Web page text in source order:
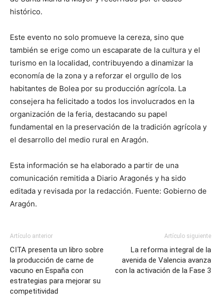
histórico.
Este evento no solo promueve la cereza, sino que
también se erige como un escaparate de la cultura y el
turismo en la localidad, contribuyendo a dinamizar la
economía de la zona y a reforzar el orgullo de los
habitantes de Bolea por su producción agrícola. La
consejera ha felicitado a todos los involucrados en la
organización de la feria, destacando su papel
fundamental en la preservación de la tradición agrícola y
el desarrollo del medio rural en Aragón.
Esta información se ha elaborado a partir de una
comunicación remitida a Diario Aragonés y ha sido
editada y revisada por la redacción. Fuente: Gobierno de
Aragón.
Artículo anterior
CITA presenta un libro sobre
la producción de carne de
vacuno en España con
estrategias para mejorar su
competitividad
Artículo siguiente
La reforma integral de la
avenida de Valencia avanza
con la activación de la Fase 3